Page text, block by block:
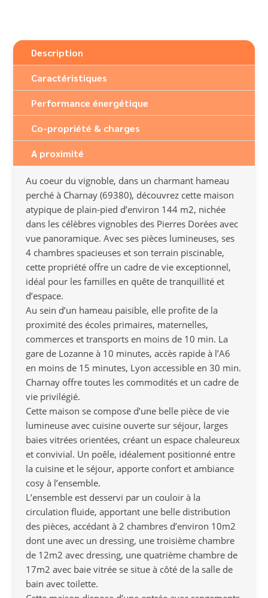
Description
Caractéristiques
Performance énergétique
Co-propriété & charges
A proximité
Au coeur du vignoble, dans un charmant hameau
perché à Charnay (69380), découvrez cette maison
atypique de plain-pied d’environ 144 m2, nichée
dans les célèbres vignobles des Pierres Dorées avec
vue panoramique. Avec ses pièces lumineuses, ses
4 chambres spacieuses et son terrain piscinable,
cette propriété offre un cadre de vie exceptionnel,
idéal pour les familles en quête de tranquillité et
d’espace.
Au sein d’un hameau paisible, elle profite de la
proximité des écoles primaires, maternelles,
commerces et transports en moins de 10 min. La
gare de Lozanne à 10 minutes, accès rapide à l’A6
en moins de 15 minutes, Lyon accessible en 30 min.
Charnay offre toutes les commodités et un cadre de
vie privilégié.
Cette maison se compose d’une belle pièce de vie
lumineuse avec cuisine ouverte sur séjour, larges
baies vitrées orientées, créant un espace chaleureux
et convivial. Un poêle, idéalement positionné entre
la cuisine et le séjour, apporte confort et ambiance
cosy à l’ensemble.
L’ensemble est desservi par un couloir à la
circulation fluide, apportant une belle distribution
des pièces, accédant à 2 chambres d’environ 10m2
dont une avec un dressing, une troisième chambre
de 12m2 avec dressing, une quatrième chambre de
17m2 avec baie vitrée se situe à côté de la salle de
bain avec toilette.